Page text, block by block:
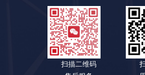
扫描二维码